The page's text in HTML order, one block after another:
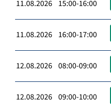
11.08.2026 15:00-16:00
11.08.2026 16:00-17:00
12.08.2026 08:00-09:00
12.08.2026 09:00-10:00